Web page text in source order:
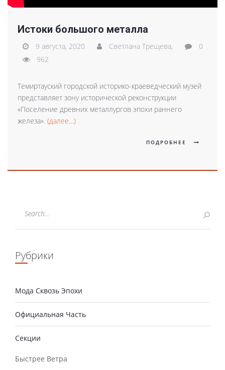
Истоки большого металла
9 августа, 2020 Светлана Трещева,
0
962
Темиртауский городской историко-краеведческий музей
представляет зону исторической реконструкции
«Поселение древних металлургов эпохи раннего
железа». (далее…)
ПОДРОБНЕЕ
Рубрики
Мода Сквозь Эпохи
Официальная Часть
Секции
Быстрее Ветра